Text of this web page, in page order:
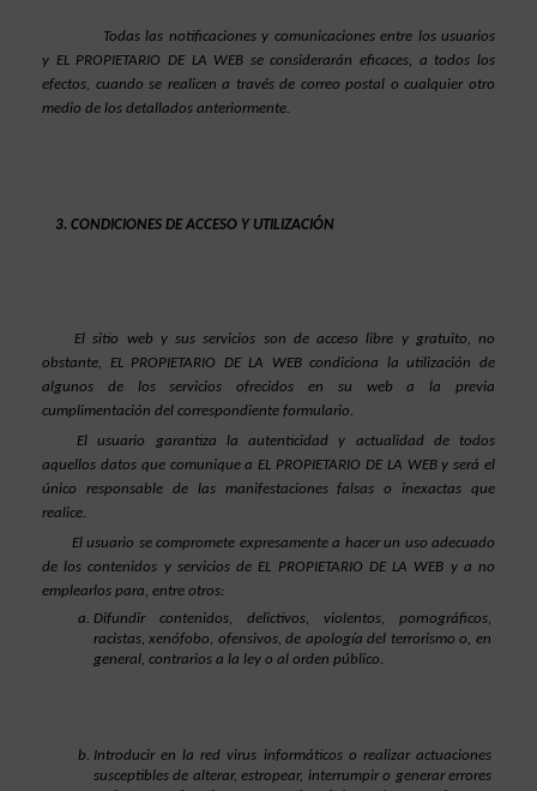
Todas las notificaciones y comunicaciones entre los usuarios
y EL PROPIETARIO DE LA WEB se considerarán eficaces, a todos los
efectos, cuando se realicen a través de correo postal o cualquier otro
medio de los detallados anteriormente.
CONDICIONES DE ACCESO Y UTILIZACIÓN
El sitio web y sus servicios son de acceso libre y gratuito, no
obstante, EL PROPIETARIO DE LA WEB condiciona la utilización de
algunos de los servicios ofrecidos en su web a la previa
cumplimentación del correspondiente formulario.
El usuario garantiza la autenticidad y actualidad de todos
aquellos datos que comunique a EL PROPIETARIO DE LA WEB y será el
único responsable de las manifestaciones falsas o inexactas que
realice.
El usuario se compromete expresamente a hacer un uso adecuado
de los contenidos y servicios de EL PROPIETARIO DE LA WEB y a no
emplearlos para, entre otros:
Difundir contenidos, delictivos, violentos, pornográficos,
racistas, xenófobo, ofensivos, de apología del terrorismo o, en
general, contrarios a la ley o al orden público.
Introducir en la red virus informáticos o realizar actuaciones
susceptibles de alterar, estropear, interrumpir o generar errores